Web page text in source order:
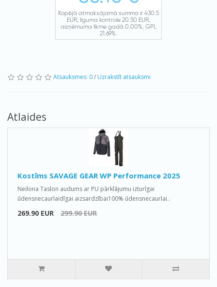
Atsauksmes: 0/ Uzrakstīt atsauksmi
Atlaides
Kostīms SAVAGE GEAR WP Performance 2025
Neilona Taslon audums ar PU pārklājumu izturīgai
ūdensnecaurlaidīgai aizsardzībai100% ūdensnecaurlai..
269.90 EUR 299.90 EUR